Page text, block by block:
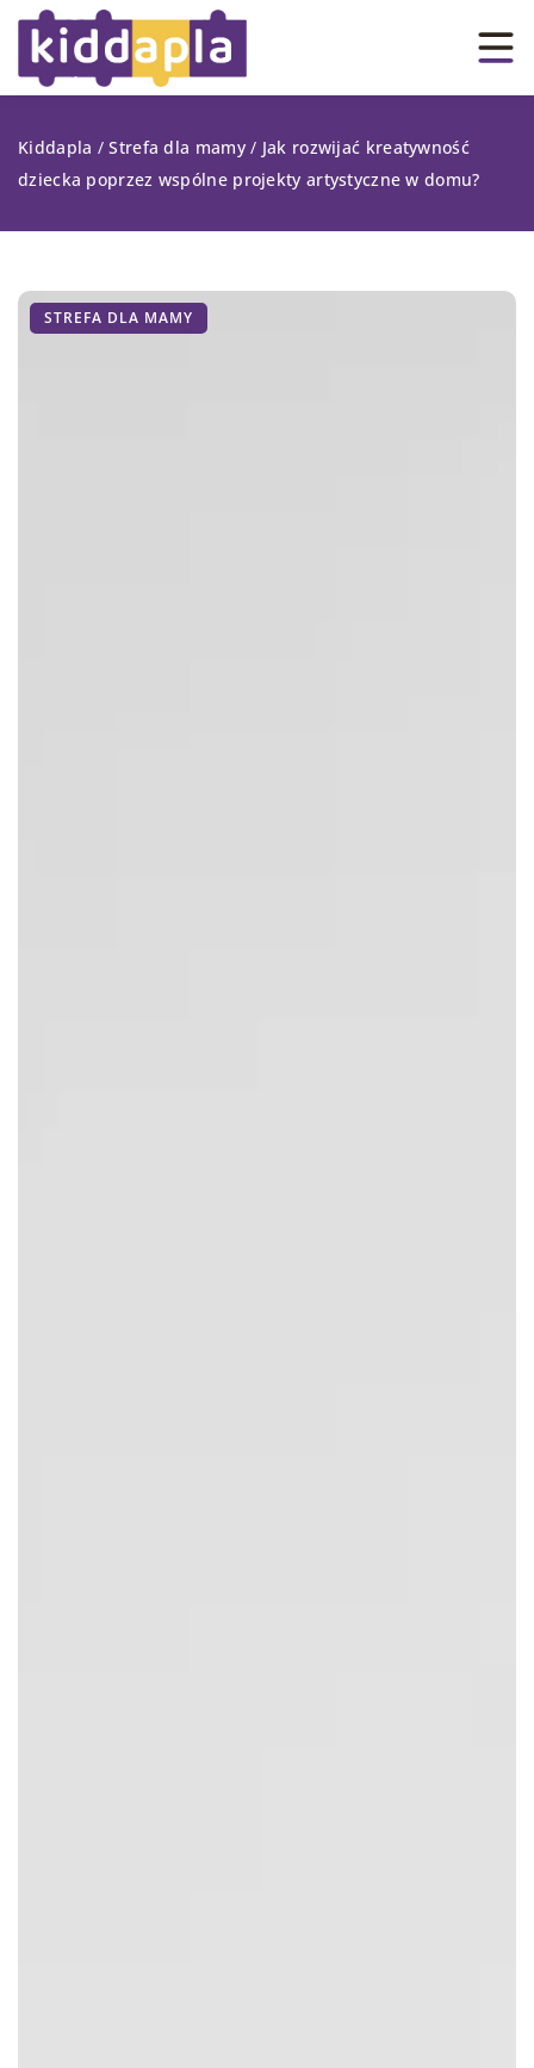
Kiddapla /Strefa dla mamy/ Jak rozwijać kreatywność
dziecka poprzez wspólne projekty artystyczne w domu?
STREFA DLA MAMY